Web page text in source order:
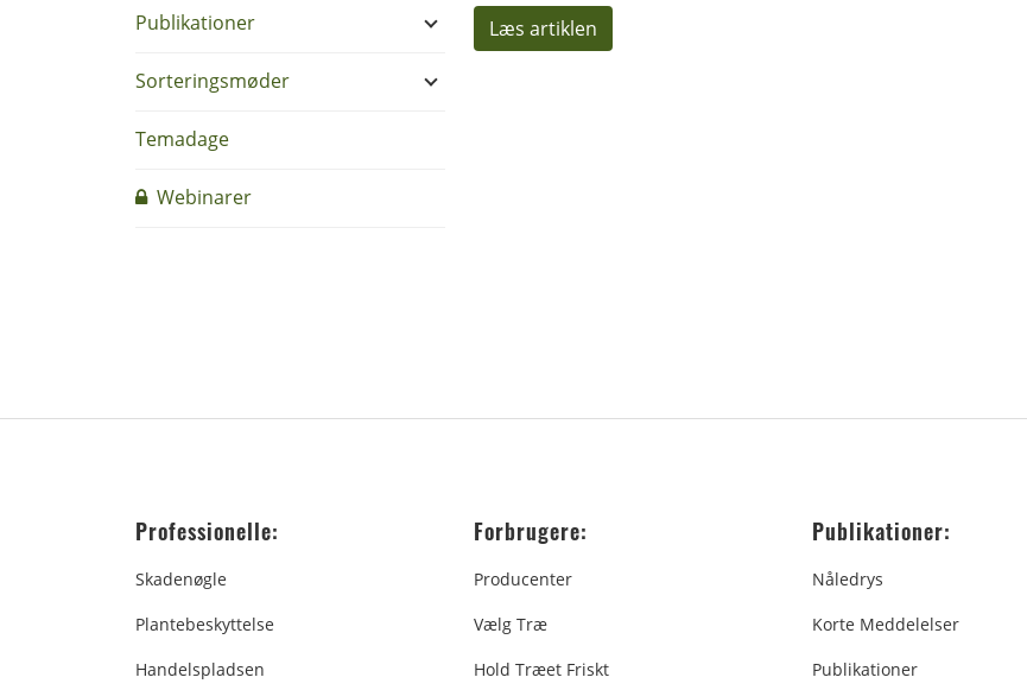
Publikationer
Sorteringsmøder
Temadage
Webinarer
Læs artiklen
Professionelle:
Skadenøgle
Plantebeskyttelse
Handelspladsen
Forbrugere:
Producenter
Vælg Træ
Hold Træet Friskt
Publikationer:
Nåledrys
Korte Meddelelser
Publikationer